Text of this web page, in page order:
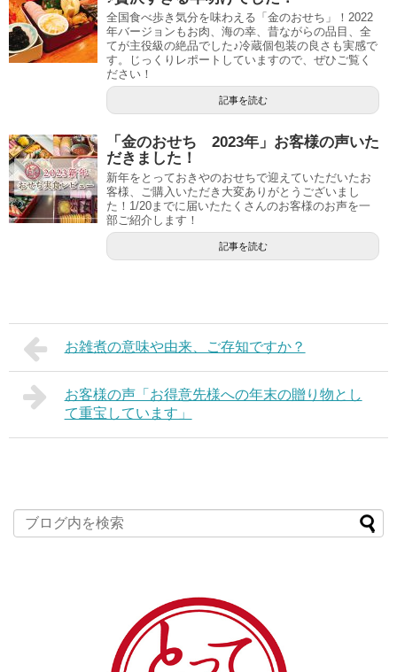
全国食べ歩き気分を味わえる「金のおせち」！2022
年バージョンもお肉、海の幸、昔ながらの品目、全
てが主役級の絶品でした♪冷蔵個包装の良さも実感で
す。じっくりレポートしていますので、ぜひご覧く
ださい！
記事を読む
「金のおせち 2023年」お客様の声いた
だきました！
新年をとっておきやのおせちで迎えていただいたお
客様、ご購入いただき大変ありがとうございまし
た！1/20までに届いたたくさんのお客様のお声を一
部ご紹介します！
記事を読む
お雑煮の意味や由来、ご存知ですか？
お客様の声「お得意先様への年末の贈り物とし
て重宝しています」